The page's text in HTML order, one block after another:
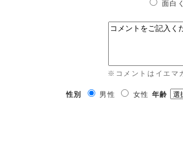
面白
※コメントはイエマ
性別 男性 女性 年齢